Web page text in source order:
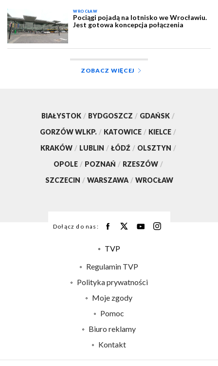
WROCŁAW
Pociągi pojadą na lotnisko we Wrocławiu.
Jest gotowa koncepcja połączenia
ZOBACZ WIĘCEJ
BIAŁYSTOK / BYDGOSZCZ / GDAŃSK /
GORZÓW WLKP. / KATOWICE / KIELCE /
KRAKÓW / LUBLIN / ŁÓDŹ / OLSZTYN /
OPOLE / POZNAŃ / RZESZÓW /
SZCZECIN / WARSZAWA / WROCŁAW
Dołącz do nas:
TVP
Centrum informacji TVP
Naziemna Telewizja Cyfrowa
System NOS
Regulamin TVP
Polityka prywatności
Moje zgody
Pomoc
Biuro reklamy
Kontakt